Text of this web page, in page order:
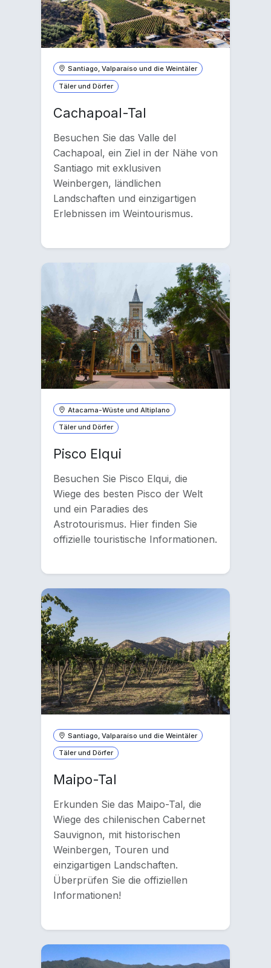
Santiago, Valparaíso und die Weintäler
Täler und Dörfer
Cachapoal-Tal
Besuchen Sie das Valle del
Cachapoal, ein Ziel in der Nähe von
Santiago mit exklusiven
Weinbergen, ländlichen
Landschaften und einzigartigen
Erlebnissen im Weintourismus.
Atacama-Wüste und Altiplano
Täler und Dörfer
Pisco Elqui
Besuchen Sie Pisco Elqui, die
Wiege des besten Pisco der Welt
und ein Paradies des
Astrotourismus. Hier finden Sie
offizielle touristische Informationen.
Santiago, Valparaíso und die Weintäler
Täler und Dörfer
Maipo-Tal
Erkunden Sie das Maipo-Tal, die
Wiege des chilenischen Cabernet
Sauvignon, mit historischen
Weinbergen, Touren und
einzigartigen Landschaften.
Überprüfen Sie die offiziellen
Informationen!